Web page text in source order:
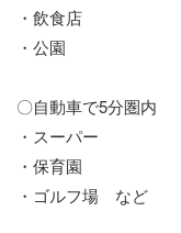
・飲食店
・公園
〇自動車で5分圏内
・スーパー
・保育園
・ゴルフ場 など